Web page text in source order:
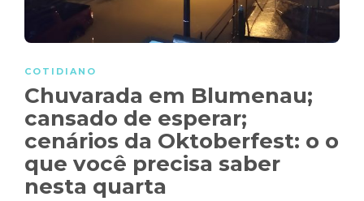
COTIDIANO
Chuvarada em Blumenau;
cansado de esperar;
cenários da Oktoberfest: o o
que você precisa saber
nesta quarta